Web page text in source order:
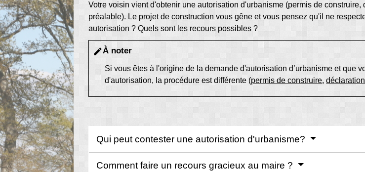
Votre voisin vient d'obtenir une autorisation d'urbanisme (permis de
préalable). Le projet de construction vous gêne et vous pensez qu'il ne
autorisation ? Quels sont les recours possibles ?
editÀ noter
Si vous êtes à l'origine de la demande d'autorisation d’urbanisme et que
d'autorisation, la procédure est différente (permis de construire,
Qui peut contester une autorisation d'urbanisme?
Comment faire un recours gracieux au maire ?